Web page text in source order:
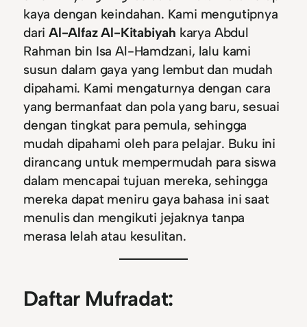
kaya dengan keindahan. Kami mengutipnya
dariAl-Alfaz Al-Kitabiyah karya Abdul
Rahman bin Isa Al-Hamdzani, lalu kami
susun dalam gaya yang lembut dan mudah
dipahami. Kami mengaturnya dengan cara
yang bermanfaat dan pola yang baru, sesuai
dengan tingkat para pemula, sehingga
mudah dipahami oleh para pelajar. Buku ini
dirancang untuk mempermudah para siswa
dalam mencapai tujuan mereka, sehingga
mereka dapat meniru gaya bahasa ini saat
menulis dan mengikuti jejaknya tanpa
merasa lelah atau kesulitan.
Daftar Mufradat: